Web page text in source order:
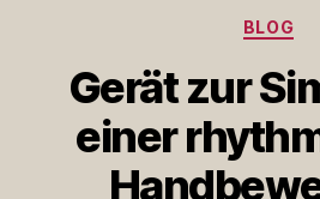
BLOG
Gerät zur
einer